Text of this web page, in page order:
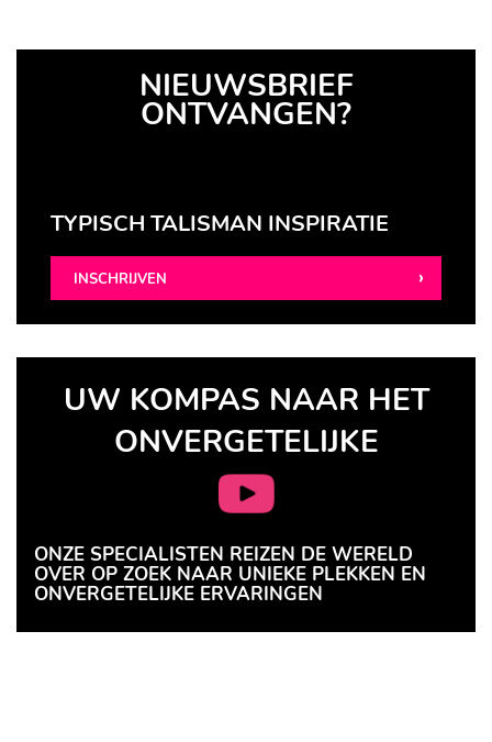
NIEUWSBRIEF
ONTVANGEN?
TYPISCH TALISMAN INSPIRATIE
INSCHRIJVEN
UW KOMPAS NAAR HET
ONVERGETELIJKE
ONZE SPECIALISTEN REIZEN DE WERELD
OVER OP ZOEK NAAR UNIEKE PLEKKEN EN
ONVERGETELIJKE ERVARINGEN